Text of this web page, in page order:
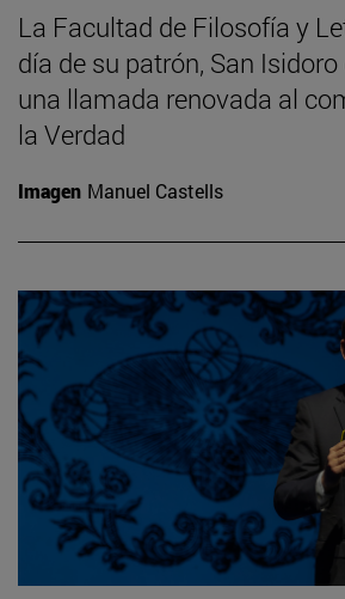
La Facultad de Filosofía y
día de su patrón, San Isidoro
una llamada renovada al
la Verdad
Imagen Manuel Castells